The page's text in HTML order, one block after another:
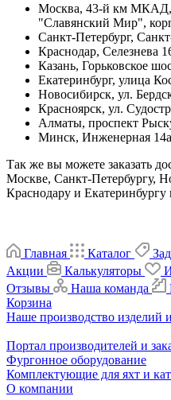
Москва, 43-й км МКАД,
"Славянский Мир",
Санкт-Петербург,
Краснодар, Селезнева
Казань, Горьковское
Екатеринбург, улица
Новосибирск, ул.
Красноярск, ул.
Алматы, проспект
Минск, Инженерная 14а
Так же вы можете заказать
Москве, Санкт-Петербургу,
Краснодару и Екатеринбургу
Главная Каталог
Акции
Калькуляторы
Отзывы
Наша команда
Корзина
Наше производство изделий
Портал производителей и
Фургонное оборудование
Комплектующие для яхт и
О компании